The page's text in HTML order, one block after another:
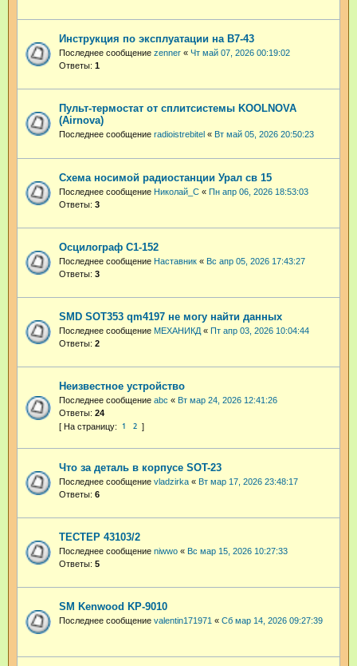
Инструкция по эксплуатации на В7-43
Последнее сообщение zenner « Чт май 07, 2026 00:19:02
Ответы: 1
Пульт-термостат от сплитсистемы KOOLNOVA
(Airnova)
Последнее сообщение radioistrebitel « Вт май 05, 2026 20:50:23
Схема носимой радиостанции Урал св 15
Последнее сообщение Николай_С « Пн апр 06, 2026 18:53:03
Ответы: 3
Осцилограф С1-152
Последнее сообщение Наставник « Вс апр 05, 2026 17:43:27
Ответы: 3
SMD SOT353 qm4197 не могу найти данных
Последнее сообщение МЕХАНИКД « Пт апр 03, 2026 10:04:44
Ответы: 2
Неизвестное устройство
Последнее сообщение abc « Вт мар 24, 2026 12:41:26
Ответы: 24
1 2
Что за деталь в корпусе SOT-23
Последнее сообщение vladzirka « Вт мар 17, 2026 23:48:17
Ответы: 6
ТЕСТЕР 43103/2
Последнее сообщение niwwo « Вс мар 15, 2026 10:27:33
Ответы: 5
SM Kenwood KP-9010
Последнее сообщение valentin171971 « Сб мар 14, 2026 09:27:39